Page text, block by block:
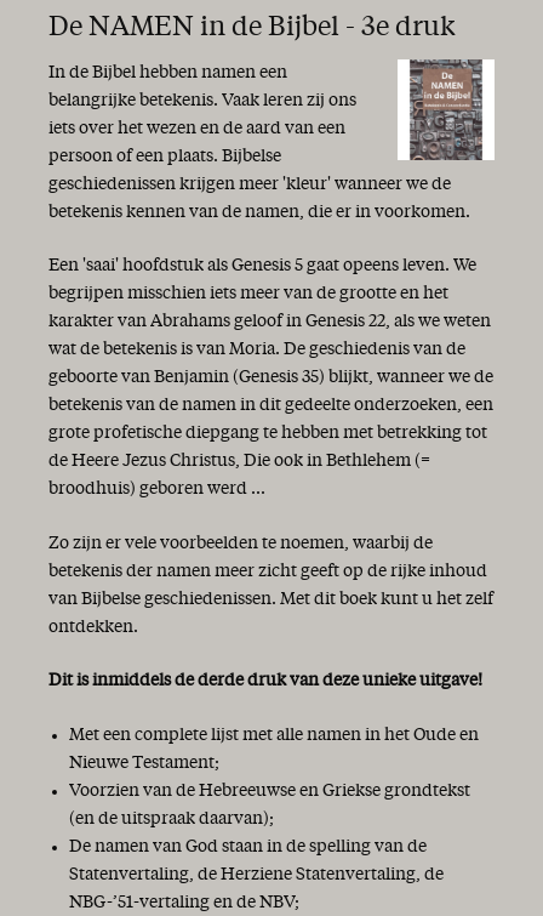
De NAMEN in de Bijbel - 3e druk
In de Bijbel hebben namen een
belangrijke betekenis. Vaak leren zij ons
iets over het wezen en de aard van een
persoon of een plaats. Bijbelse
geschiedenissen krijgen meer 'kleur' wanneer we de
betekenis kennen van de namen, die er in voorkomen.
Een 'saai' hoofdstuk als Genesis 5 gaat opeens leven. We
begrijpen misschien iets meer van de grootte en het
karakter van Abrahams geloof in Genesis 22, als we weten
wat de betekenis is van Moria. De geschiedenis van de
geboorte van Benjamin (Genesis 35) blijkt, wanneer we de
betekenis van de namen in dit gedeelte onderzoeken, een
grote profetische diepgang te hebben met betrekking tot
de Heere Jezus Christus, Die ook in Bethlehem (=
broodhuis) geboren werd ...
Zo zijn er vele voorbeelden te noemen, waarbij de
betekenis der namen meer zicht geeft op de rijke inhoud
van Bijbelse geschiedenissen. Met dit boek kunt u het zelf
ontdekken.
Dit is inmiddels de derde druk van deze unieke uitgave!
Met een complete lijst met alle namen in het Oude en
Nieuwe Testament;
Voorzien van de Hebreeuwse en Griekse grondtekst
(en de uitspraak daarvan);
De namen van God staan in de spelling van de
Statenvertaling, de Herziene Statenvertaling, de
NBG-’51-vertaling en de NBV;